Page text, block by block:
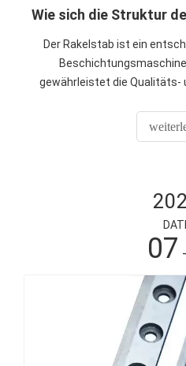
Der Rakelstab ist ein
gewährleistet die Qualitäts-
darüber zu sprechen, wie
besten geeignete Gerät
07